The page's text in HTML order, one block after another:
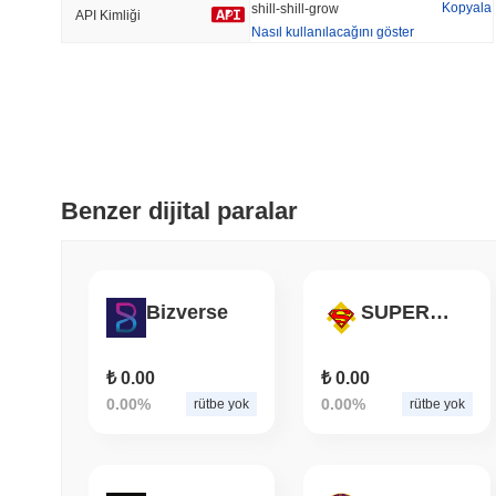
-0.29%
API Kimliği shill-shill-grow
Kopyala
Nasıl kullanılacağını göster
Benzer dijital paralar
Bizverse
₺ 0.00
0.00% rütbe yok
SUPERTOKEN
₺ 0.00
0.00% rütbe yok